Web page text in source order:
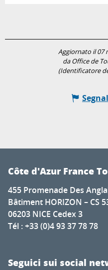
Aggiornato il 07
da Office de
(Identificatore
Côte d'Azur France
455 Promenade Des
Bâtiment HORIZON – CS
06203 NICE Cedex 3
Tél : +33 (0)4 93 37 78 78
Seguici sui social